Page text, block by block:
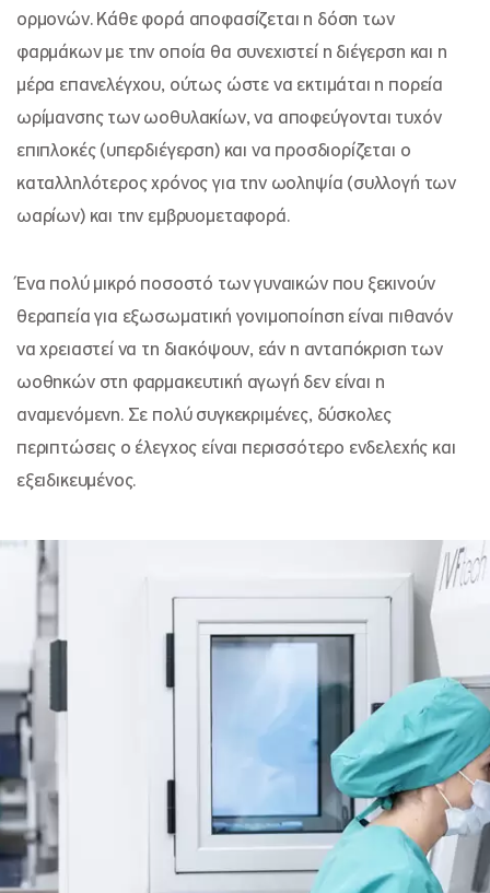
ορμονών. Κάθε φορά αποφασίζεται η δόση των
φαρμάκων με την οποία θα συνεχιστεί η διέγερση και η
μέρα επανελέγχου, ούτως ώστε να εκτιμάται η πορεία
ωρίμανσης των ωοθυλακίων, να αποφεύγονται τυχόν
επιπλοκές (υπερδιέγερση) και να προσδιορίζεται ο
καταλληλότερος χρόνος για την ωοληψία (συλλογή των
ωαρίων) και την εμβρυομεταφορά.
Ένα πολύ μικρό ποσοστό των γυναικών που ξεκινούν
θεραπεία για εξωσωματική γονιμοποίηση είναι πιθανόν
να χρειαστεί να τη διακόψουν, εάν η ανταπόκριση των
ωοθηκών στη φαρμακευτική αγωγή δεν είναι η
αναμενόμενη. Σε πολύ συγκεκριμένες, δύσκολες
περιπτώσεις ο έλεγχος είναι περισσότερο ενδελεχής και
εξειδικευμένος.